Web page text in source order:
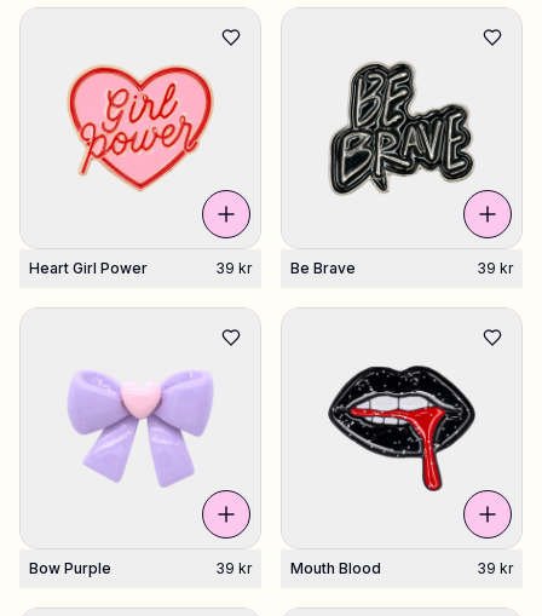
Heart Girl Power 39 kr Be Brave 39 kr
Bow Purple 39 kr Mouth Blood 39 kr